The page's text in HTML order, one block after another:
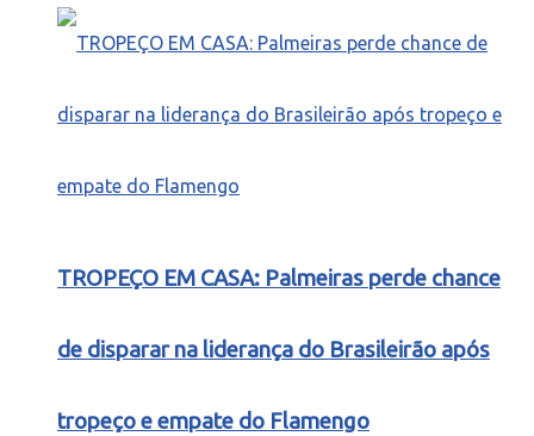
TROPEÇO EM CASA: Palmeiras perde chance
de disparar na liderança do Brasileirão após
tropeço e empate do Flamengo